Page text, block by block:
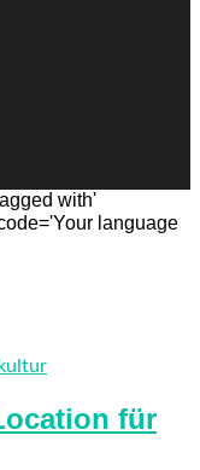
with'
language
für